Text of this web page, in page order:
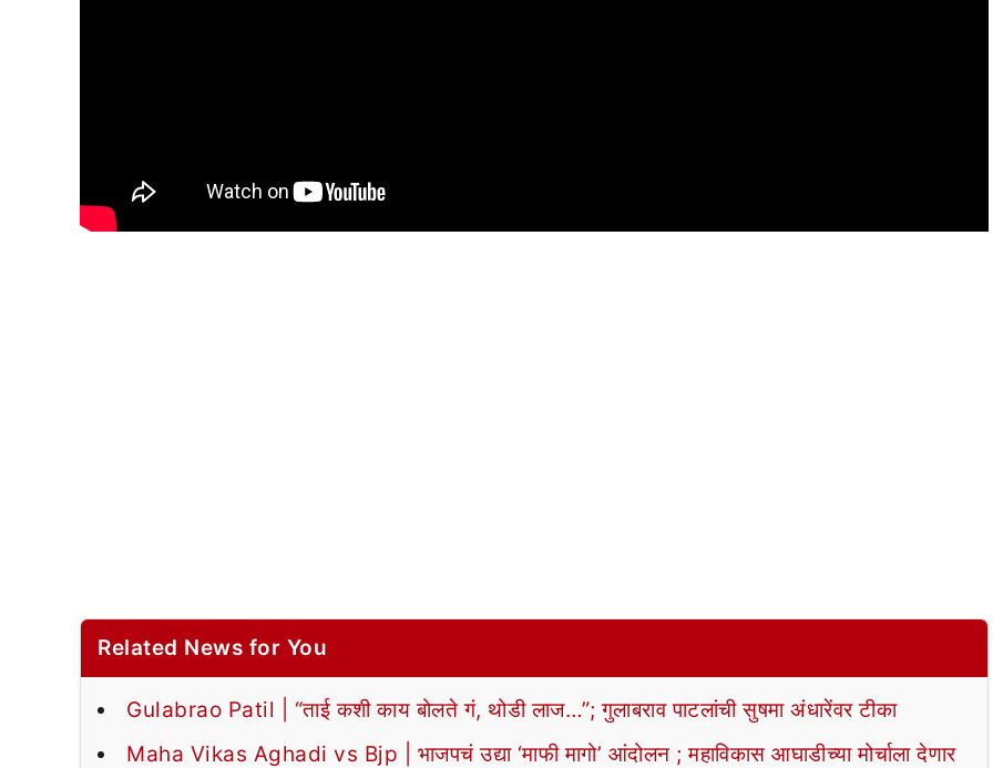
Related News for You
Gulabrao Patil | “ताई कशी काय बोलते गं, थोडी लाज…”; गुलाबराव पाटलांची सुषमा अंधारेंवर टीका
Maha Vikas Aghadi vs Bjp | भाजपचं उद्या ‘माफी मागो’ आंदोलन ; महाविकास आघाडीच्या मोर्चाला देणार